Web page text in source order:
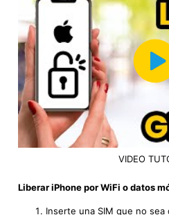
VIDEO
Liberar iPhone por WiFi o datos
Inserte una SIM que no